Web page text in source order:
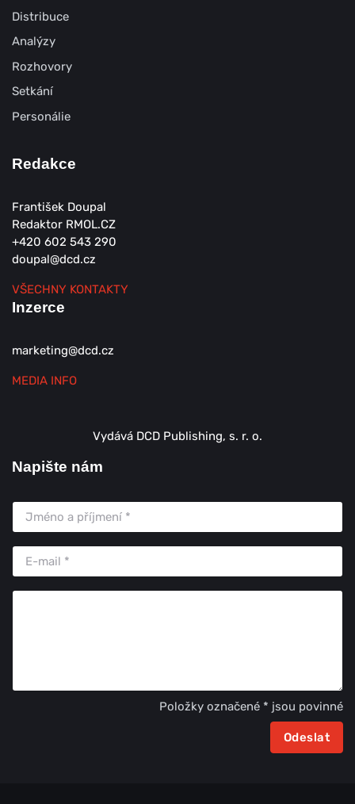
Distribuce
Analýzy
Rozhovory
Setkání
Personálie
Redakce
František Doupal
Redaktor RMOL.CZ
+420 602 543 290
doupal@dcd.cz
VŠECHNY KONTAKTY
Inzerce
marketing@dcd.cz
MEDIA INFO
Vydává DCD Publishing, s. r. o.
Napište nám
Položky označené * jsou povinné